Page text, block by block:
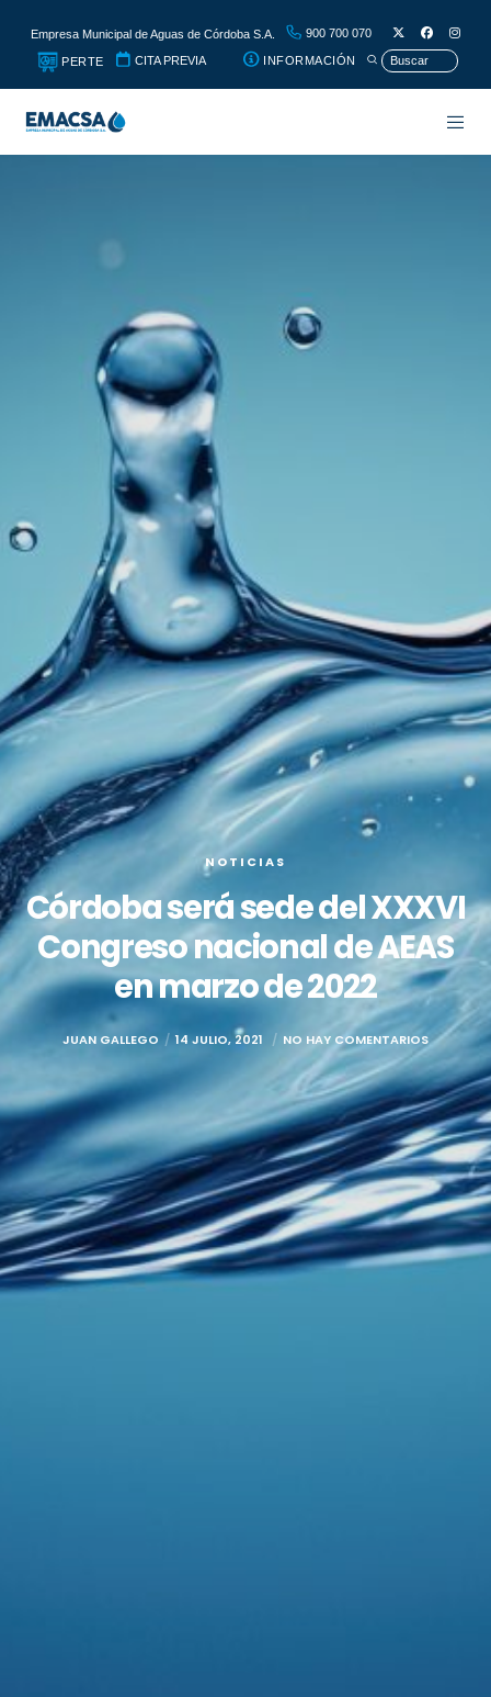
Empresa Municipal de Aguas de Córdoba S.A. 900 700 070
PERTE CITA PREVIA INFORMACIÓN
NOTICIAS
Córdoba será sede del XXXVI
Congreso nacional de AEAS
en marzo de 2022
JUAN GALLEGO 14 JULIO, 2021 NO HAY COMENTARIOS